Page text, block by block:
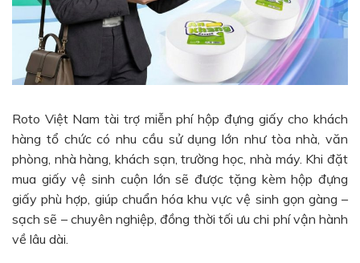
Roto Việt Nam tài trợ miễn phí hộp đựng giấy cho khách
hàng tổ chức có nhu cầu sử dụng lớn như tòa nhà, văn
phòng, nhà hàng, khách sạn, trường học, nhà máy. Khi đặt
mua giấy vệ sinh cuộn lớn sẽ được tặng kèm hộp đựng
giấy phù hợp, giúp chuẩn hóa khu vực vệ sinh gọn gàng –
sạch sẽ – chuyên nghiệp, đồng thời tối ưu chi phí vận hành
về lâu dài.